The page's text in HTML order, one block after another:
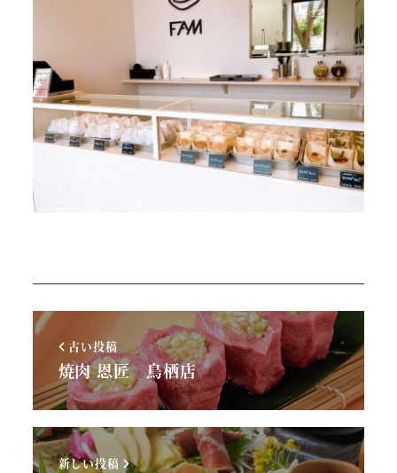
古い投稿
焼肉 恩匠 鳥栖店
新しい投稿